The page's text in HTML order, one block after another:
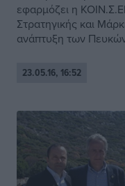
εφαρμόζει η
Στρατηγικής και
ανάπτυξη των
23.05.16, 16:52